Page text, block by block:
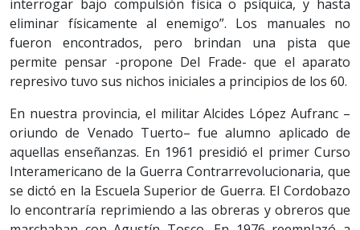
interrogar bajo compulsión física o psíquica, y hasta
eliminar físicamente al enemigo”. Los manuales no
fueron encontrados, pero brindan una pista que
permite pensar -propone Del Frade- que el aparato
represivo tuvo sus nichos iniciales a principios de los 60.
En nuestra provincia, el militar Alcides López Aufranc –
oriundo de Venado Tuerto– fue alumno aplicado de
aquellas enseñanzas. En 1961 presidió el primer Curso
Interamericano de la Guerra Contrarrevolucionaria, que
se dictó en la Escuela Superior de Guerra. El Cordobazo
lo encontraría reprimiendo a las obreras y obreros que